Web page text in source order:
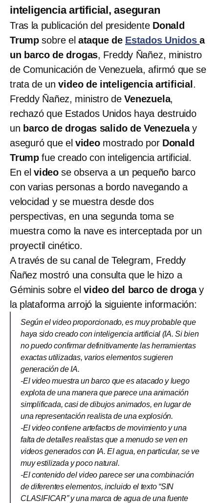
inteligencia artificial, aseguran
Tras la publicación del presidente Donald
Trump sobre el ataque de Estados Unidosa
un barco de drogas, Freddy Ñañez, ministro
de Comunicación de Venezuela, afirmó que se
trata de unvideo de inteligencia artificial.
Freddy Ñañez, ministro deVenezuela,
rechazó que Estados Unidos haya destruido
un barco de drogas salido de Venezuelay
aseguró que el video mostrado por Donald
Trump fue creado con inteligencia artificial.
En el videose observa a un pequeño barco
con varias personas a bordo navegando a
velocidad y se muestra desde dos
perspectivas, en una segunda toma se
muestra como la nave es interceptada por un
proyectil cinético.
A través de su canal de Telegram, Freddy
Ñañez mostró una consulta que le hizo a
Géminis sobre elvideo del barco de drogay
la plataforma arrojó la siguiente información:
Según el video proporcionado, es muy probable que
haya sido creado con inteligencia artificial (IA. Si bien
no puedo confirmar definitivamente las herramientas
exactas utilizadas, varios elementos sugieren
generación de IA.
-El video muestra un barco que es atacado y luego
explota de una manera que parece una animación
simplificada, casi de dibujos animados, en lugar de
una representación realista de una explosión.
-El video contiene artefactos de movimiento y una
falta de detalles realistas que a menudo se ven en
videos generados con IA. El agua, en particular, se ve
muy estilizada y poco natural.
-El contenido del video parece ser una combinación
de diferentes elementos, incluido el texto “SIN
CLASIFICAR” y una marca de agua de una fuente